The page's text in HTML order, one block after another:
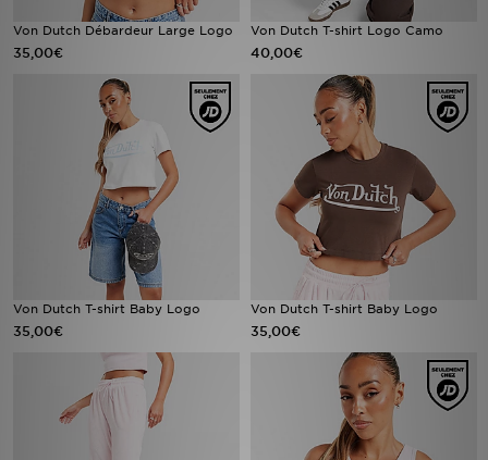
Von Dutch Débardeur Large Logo
35,00€
Von Dutch T-shirt Logo Camo
40,00€
Von Dutch T-shirt Baby Logo
35,00€
Von Dutch T-shirt Baby Logo
35,00€